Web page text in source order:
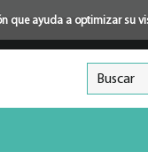
que ayuda a optimizar su